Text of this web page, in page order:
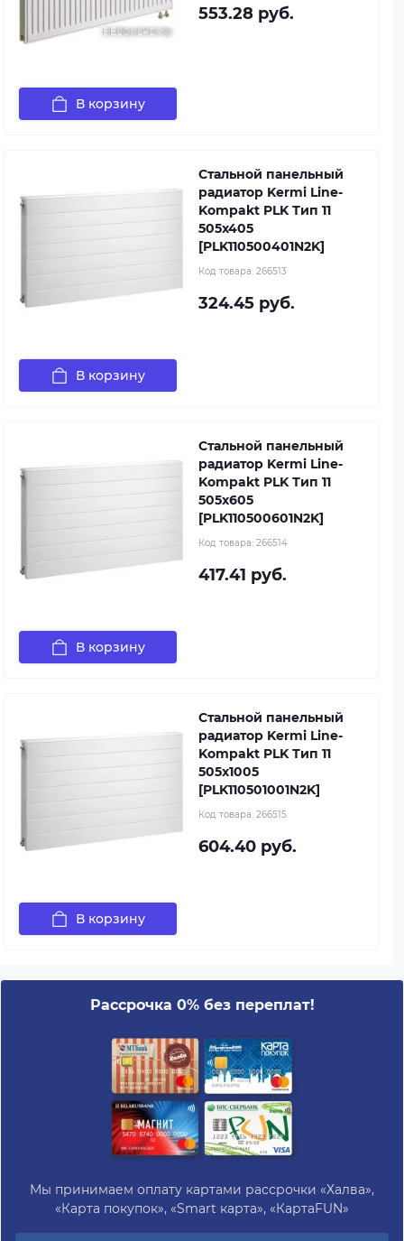
553.28 руб.
В корзину
Стальной панельный
радиатор Kermi Line-
Kompakt PLK Тип 11
505x405
[PLK110500401N2K]
Код товара: 266513
324.45 руб.
В корзину
Стальной панельный
радиатор Kermi Line-
Kompakt PLK Тип 11
505x605
[PLK110500601N2K]
Код товара: 266514
417.41 руб.
В корзину
Стальной панельный
радиатор Kermi Line-
Kompakt PLK Тип 11
505x1005
[PLK110501001N2K]
Код товара: 266515
604.40 руб.
В корзину
Рассрочка 0% без переплат!
Мы принимаем оплату картами рассрочки «Халва»,
«Карта покупок», «Smart карта», «КартаFUN»